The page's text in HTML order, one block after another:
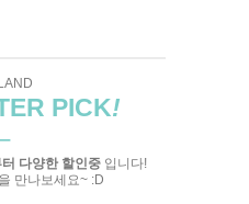
PICK!
다양한 할인중 입니다!
만나보세요~ :D